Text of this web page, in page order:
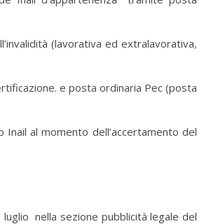
(lavorativa ed extralavorativa,
e posta ordinaria Pec (posta
al momento dell’accertamento del
nella sezione pubblicità legale del